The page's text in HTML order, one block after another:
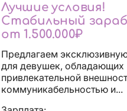
Лучшие условия!
Стабильный
от 1.500.000₽
Предлагаем
для девушек, обладающих
привлекательной
коммуникабельностью и...